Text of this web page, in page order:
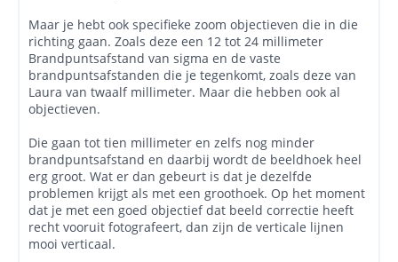
Maar je hebt ook specifieke zoom objectieven die in die
richting gaan. Zoals deze een 12 tot 24 millimeter
Brandpuntsafstand van sigma en de vaste
brandpuntsafstanden die je tegenkomt, zoals deze van
Laura van twaalf millimeter. Maar die hebben ook al
objectieven.
Die gaan tot tien millimeter en zelfs nog minder
brandpuntsafstand en daarbij wordt de beeldhoek heel
erg groot. Wat er dan gebeurt is dat je dezelfde
problemen krijgt als met een groothoek. Op het moment
dat je met een goed objectief dat beeld correctie heeft
recht vooruit fotografeert, dan zijn de verticale lijnen
mooi verticaal.